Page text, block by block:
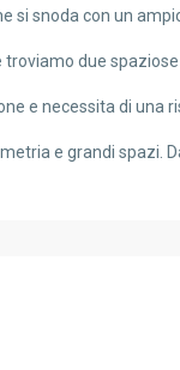
si snoda con un
due
e necessita di
e grandi spazi.